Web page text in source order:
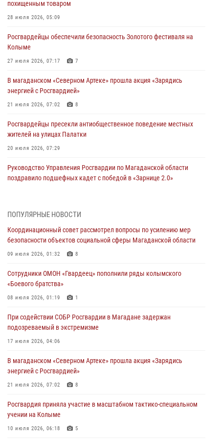
похищенным товаром
28 июля 2026, 05:09
Росгвардейцы обеспечили безопасность Золотого фестиваля на
Колыме
27 июля 2026, 07:17 7
В магаданском «Северном Артеке» прошла акция «Зарядись
энергией с Росгвардией»
21 июля 2026, 07:02 8
Росгвардейцы пресекли антиобщественное поведение местных
жителей на улицах Палатки
20 июля 2026, 07:29
Руководство Управления Росгвардии по Магаданской области
поздравило подшефных кадет с победой в «Зарнице 2.0»
При содействии СОБР Росгвардии в Магадане задержан
17 июля 2026, 04:06
«Каникулы с Росгвардией» продолжаются на Колыме
Начальник Главного штаба – первый заместитель директора
Росгвардии Герой России генерал-полковник Сергей Бойко
15 июля 2026, 06:21
Кинологический тандем из Магадана завоевал бронзу на
15 июля 2026, 04:34
ПОПУЛЯРНЫЕ НОВОСТИ
Координационный совет рассмотрел вопросы по усилению мер
безопасности объектов социальной сферы Магаданской области
09 июля 2026, 01:32 8
Сотрудники ОМОН «Гвардеец» пополнили ряды колымского
«Боевого братства»
08 июля 2026, 01:19 1
При содействии СОБР Росгвардии в Магадане задержан
подозреваемый в экстремизме
17 июля 2026, 04:06
В магаданском «Северном Артеке» прошла акция «Зарядись
энергией с Росгвардией»
21 июля 2026, 07:02 8
Росгвардия приняла участие в масштабном тактико-специальном
учении на Колыме
10 июля 2026, 06:18 5